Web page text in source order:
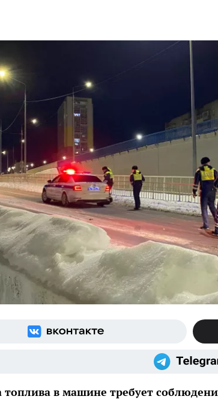
топлива в машине требует